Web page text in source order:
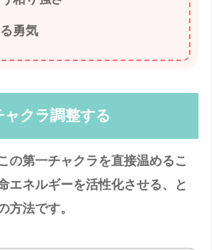
勇気
ャクラ調整する
の第一チャクラを直接温めるこ
エネルギーを活性化させる、と
方法です。